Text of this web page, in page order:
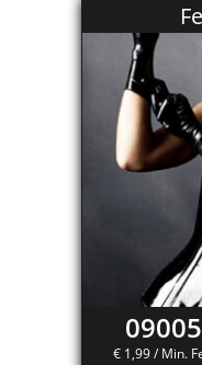
€ 1,99 / Min.